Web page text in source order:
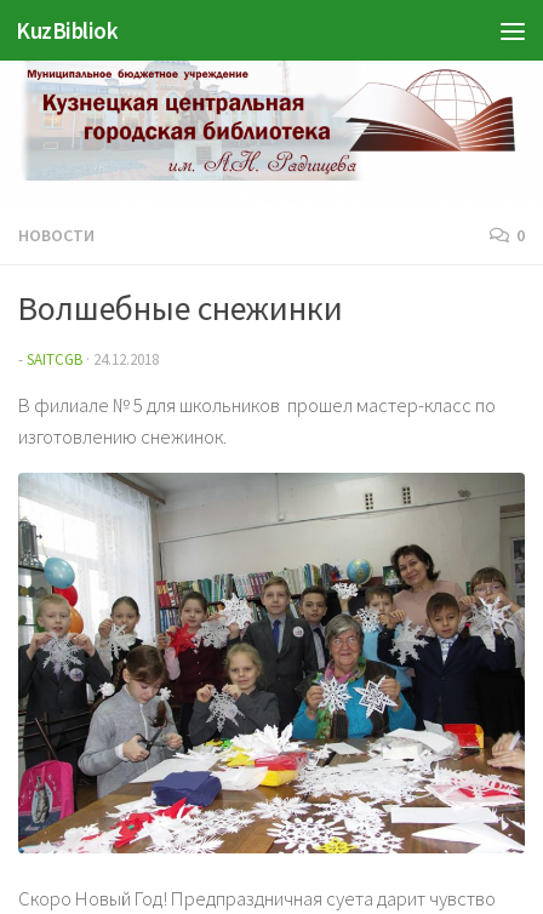
Перейти к содержимому
KuzBibliok
НОВОСТИ 0
Волшебные снежинки
-SAITCGB · 24.12.2018
В филиале № 5 для школьников прошел мастер-класс по
изготовлению снежинок.
Скоро Новый Год! Предпраздничная суета дарит чувство